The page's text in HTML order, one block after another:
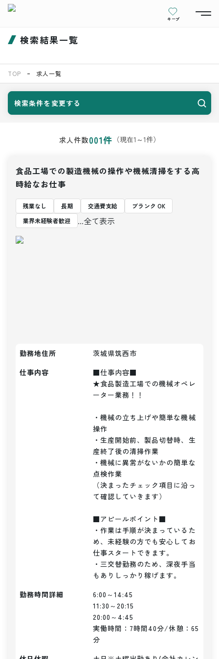
キープ
検索結果一覧
TOP 求人一覧
検索条件を変更する
求人件数001件 （現在1 ～1件）
食品工場での製造機械の操作や機械清掃をする高
時給なお仕事
残業なし 長期 交通費支給
ブランク OK
業界未経験者歓迎
...全て表示
勤務地住所
茨城県筑西市
仕事内容
■仕事内容■
★食品製造工場での機械オペレ
ーター業務！！
・機械の立ち上げや簡単な機械
操作
・生産開始前、製品切替時、生
産終了後の清掃作業
・機械に異常がないかの簡単な
点検作業
（決まったチェック項目に沿っ
て確認していきます）
■アピールポイント■
・作業は手順が決まっているた
め、未経験の方でも安心してお
仕事スタートできます。
・三交替勤務のため、深夜手当
もありしっかり稼げます。
勤務時間詳細
6:00～14:45
11:30～20:15
20:00～4:45
実働時間：7時間40分/休憩：65
分